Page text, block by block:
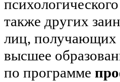
также других
лиц,
высшее
по программе